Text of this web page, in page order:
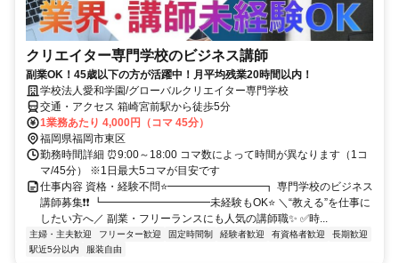
クリエイター専門学校のビジネス講師
副業OK！45歳以下の方が活躍中！月平均残業20時間以内！
学校法人愛和学園/グローバルクリエイター専門学校
交通・アクセス 箱崎宮前駅から徒歩5分
1業務あたり 4,000円（コマ 45分）
福岡県福岡市東区
勤務時間詳細 ⏰9:00～18:00 コマ数によって時間が異なります（1コ
マ/45分） ※1日最大5コマが目安です
仕事内容 資格・経験不問⭐━━━━━━━━━┓ 専門学校のビジネス
講師募集❗❗ ┗━━━━━━━━━━未経験もOK⭐ ＼“教える”を仕事に
したい方へ／ 副業・フリーランスにも人気の講師職✨ ✅時...
主婦・主夫歓迎 フリーター歓迎 固定時間制 経験者歓迎 有資格者歓迎
長期歓迎
駅近5分以内
服装自由